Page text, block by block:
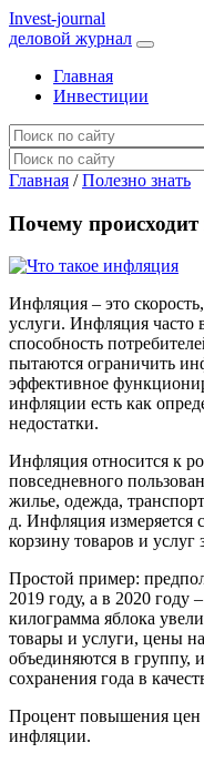
Invest-journal
деловой журнал
Главная
Инвестиции
Главная / Полезно знать
Почему
Инфляция – это
услуги. Инфляция часто
способность
пытаются ограничить
эффективное
инфляции есть как
недостатки.
Инфляция относится к
повседневного
жилье, одежда,
д. Инфляция измеряется
корзину товаров и
Простой пример:
2019 году, а в 2020 году
килограмма яблока
товары и услуги, цены
объединяются в группу,
сохранения года в
Процент повышения цен
инфляции.